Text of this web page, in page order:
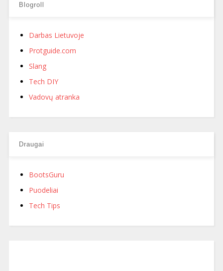
Blogroll
Darbas Lietuvoje
Protguide.com
Slang
Tech DIY
Vadovų atranka
Draugai
BootsGuru
Puodeliai
Tech Tips